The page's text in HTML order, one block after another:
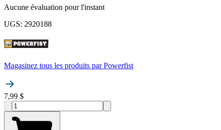
Aucune évaluation pour l'instant
UGS: 2920188
Magasinez tous les produits par Powerfist
7,99 $